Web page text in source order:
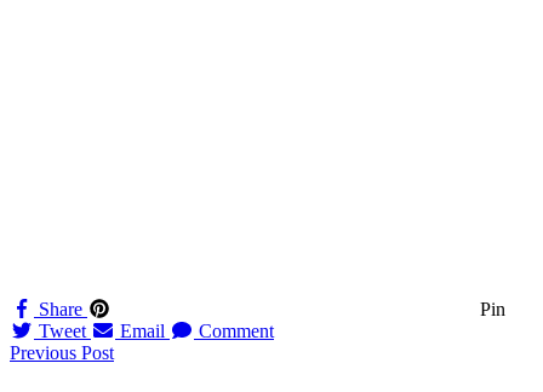
Share
Pin
Tweet
Email Comment
Navigation
Previous Post